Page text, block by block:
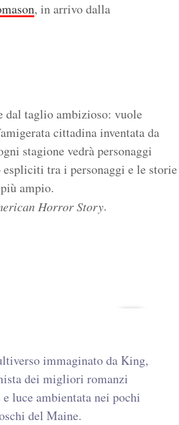
, in arrivo dalla
dal taglio ambizioso: vuole
cittadina inventata da
stagione vedrà personaggi
tra i personaggi e le storie
ampio.
Horror Story.
immaginato da King,
dei migliori romanzi
luce ambientata nei pochi
del Maine.